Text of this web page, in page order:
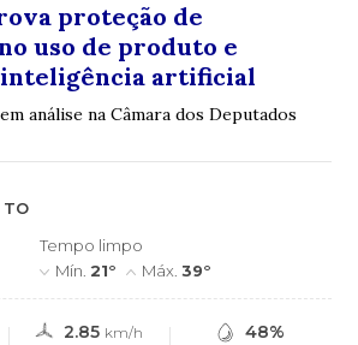
proteção de
uso de produto e
artificial
análise na Câmara dos Deputados
Tempo limpo
Mín.21° Máx.39°
2.85 km/h 48%